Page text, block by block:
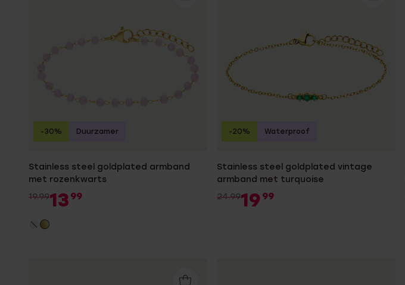
Enkelbandjes
Accessoires
Stainless steel goldplated armband
met rozenkwarts
19.9913 99
-30% Duurzamer
Stainless steel goldplated vintage
armband met turquoise
24.9919 99
-20% Waterproof